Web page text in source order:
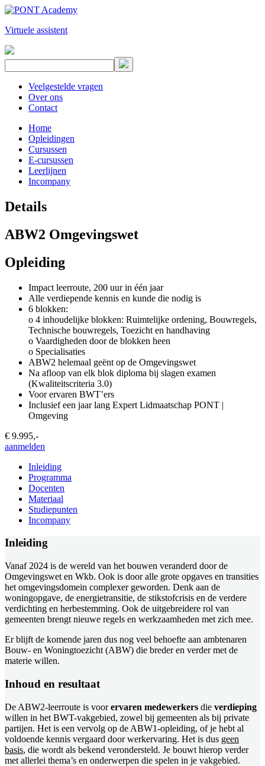
Virtuele assistent
Veelgestelde vragen
Over ons
Contact
Home
Opleidingen
Cursussen
E-cursussen
Leerlijnen
Incompany
Details
ABW2 Omgevingswet
Opleiding
Impact leerroute, 200 uur in één jaar
Alle verdiepende kennis en kunde die nodig is
6 blokken:
o 4 inhoudelijke blokken: Ruimtelijke ordening, Bouwregels,
Technische bouwregels, Toezicht en handhaving
o Vaardigheden door de blokken heen
o Specialisaties
ABW2 helemaal geënt op de Omgevingswet
Na afloop van elk blok diploma bij slagen examen
(Kwaliteitscriteria 3.0)
Voor ervaren BWT’ers
Inclusief een jaar lang Expert Lidmaatschap PONT |
Omgeving
€ 9.995,-
aanmelden
Inleiding
Programma
Docenten
Materiaal
Studiepunten
Incompany
Inleiding
Vanaf 2024 is de wereld van het bouwen veranderd door de
Omgevingswet en Wkb. Ook is door alle grote opgaves en transities
het omgevingsdomein complexer geworden. Denk aan de
woningopgave, de energietransitie, de stikstofcrisis en de verdere
verdichting en herbestemming. Ook de uitgebreidere rol van
gemeenten brengt nieuwe regels en werkzaamheden met zich mee.
Er blijft de komende jaren dus nog veel behoefte aan ambtenaren
Bouw- en Woningtoezicht (ABW) die breder en verder met de
materie willen.
Inhoud en resultaat
De ABW2-leerroute is voorervaren medewerkers die verdieping
willen in het BWT-vakgebied, zowel bij gemeenten als bij private
partijen. Het is een vervolg op de ABW1-opleiding, of je hebt al
voldoende kennis vergaard door werkervaring. Het is dus geen
basis, die wordt als bekend verondersteld. Je bouwt hierop verder
met allerlei thema’s en onderwerpen die spelen in je vakgebied.